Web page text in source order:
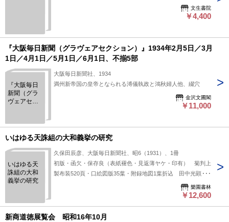
文生書院
￥4,400
『大阪毎日新聞（グラヴェアセクション）』1934年2月5日／3月
1日／4月1日／5月1日／6月1日、不揃5部
『大阪毎日
新聞（グラ
ヴェアセク
日／3月1日
／4月1日／5
月1日／6月1
日、不揃5部
大阪毎日新聞社、1934
満州新帝国の皇帝となられる溥儀執政と鴻秋婦人他、綴穴
金沢文圃閣
￥11,000
いはゆる天誅組の大和義挙の研究
いはゆる天
誅組の大和
義挙の研究
久保田辰彦、大阪毎日新聞社、昭6（1931）、1冊
初版・函欠・保存良（表紙褪色・見返薄ヤケ・印有） 菊判上
製布装520頁・口絵図版35葉・附録地図1葉折込 田中光顕題
樂園書林
￥12,600
新商道徳展覧会 昭和16年10月